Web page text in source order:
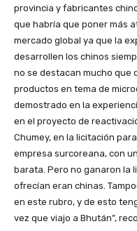
provincia y fabricantes
que habría que poner más
mercado global ya que la
desarrollen los chinos
no se destacan mucho que
productos en tema de
demostrado en la
en el proyecto de
Chumey, en la licitación
empresa surcoreana, con
barata. Pero no ganaron la
ofrecían eran chinas.
en este rubro, y de esto
vez que viajo a Bhután”,